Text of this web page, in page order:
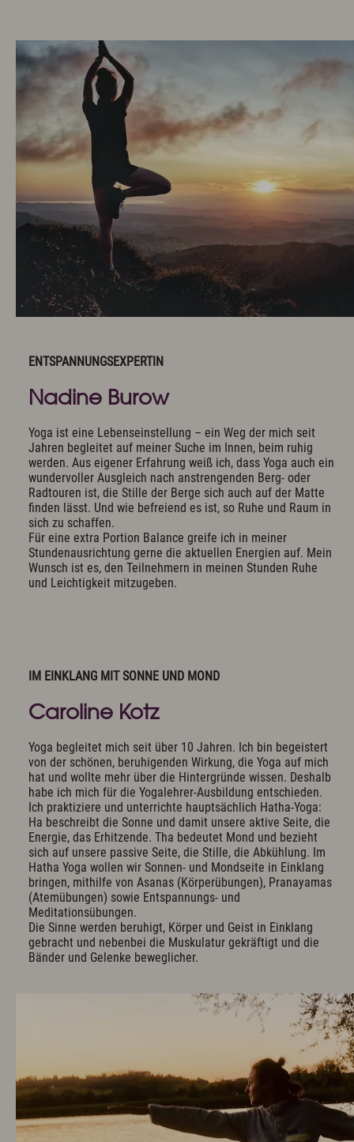
ENTSPANNUNGSEXPERTIN
Nadine Burow
Yoga ist eine Lebenseinstellung – ein Weg der mich seit
Jahren begleitet auf meiner Suche im Innen, beim ruhig
werden. Aus eigener Erfahrung weiß ich, dass Yoga auch ein
wundervoller Ausgleich nach anstrengenden Berg- oder
Radtouren ist, die Stille der Berge sich auch auf der Matte
finden lässt. Und wie befreiend es ist, so Ruhe und Raum in
sich zu schaffen.
Für eine extra Portion Balance greife ich in meiner
Stundenausrichtung gerne die aktuellen Energien auf. Mein
Wunsch ist es, den Teilnehmern in meinen Stunden Ruhe
und Leichtigkeit mitzugeben.
IM EINKLANG MIT SONNE UND MOND
Caroline Kotz
Yoga begleitet mich seit über 10 Jahren. Ich bin begeistert
von der schönen, beruhigenden Wirkung, die Yoga auf mich
hat und wollte mehr über die Hintergründe wissen. Deshalb
habe ich mich für die Yogalehrer-Ausbildung entschieden.
Ich praktiziere und unterrichte hauptsächlich Hatha-Yoga:
Ha beschreibt die Sonne und damit unsere aktive Seite, die
Energie, das Erhitzende. Tha bedeutet Mond und bezieht
sich auf unsere passive Seite, die Stille, die Abkühlung. Im
Hatha Yoga wollen wir Sonnen- und Mondseite in Einklang
bringen, mithilfe von Asanas (Körperübungen), Pranayamas
(Atemübungen) sowie Entspannungs- und
Meditationsübungen.
Die Sinne werden beruhigt, Körper und Geist in Einklang
gebracht und nebenbei die Muskulatur gekräftigt und die
Bänder und Gelenke beweglicher.